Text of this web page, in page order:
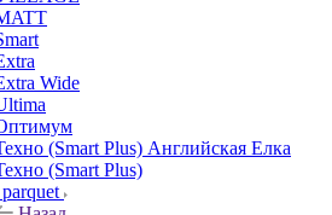
Wide
(Smart Plus) Английская Елка
(Smart Plus)